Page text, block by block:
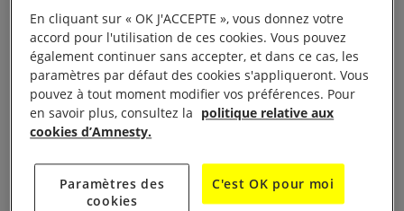
Vente de livres au profit d’Amnesty International et
exposition « I welcome ».
Stands d’informations associatifs le samedi 19 mai.
Une aide de personnes bénévoles serait la
En cliquant sur « OK J'ACCEPTE », vous donnez votre
accord pour l'utilisation de ces cookies. Vous pouvez
également continuer sans accepter, et dans ce cas, les
paramètres par défaut des cookies s'appliqueront. Vous
pouvez à tout moment modifier vos préférences. Pour
en savoir plus, consultez la politique relative aux
cookies d’Amnesty.
Paramètres des
cookies
C'est OK pour moi